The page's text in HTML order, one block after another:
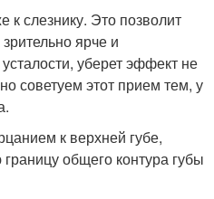
к слезнику. Это позволит
ярче и
уберет эффект не
советуем этот прием тем, у
к верхней губе,
общего контура губы